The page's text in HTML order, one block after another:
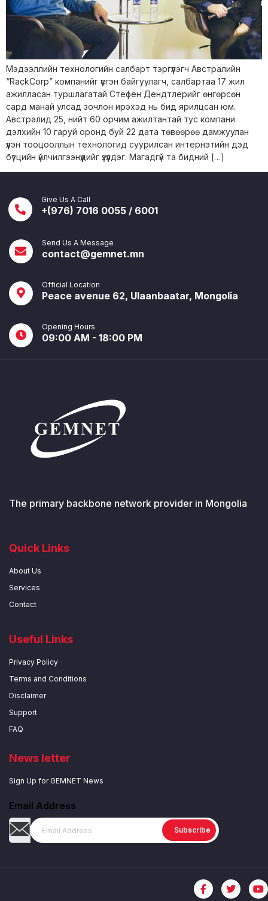
Мэдээллийн технологийн салбарт тэргүүлэгч Австралийн
“RackCorp” компанийг үүсгэн байгуулагч, салбартаа 17 жил
ажилласан туршлагатай Стефен Дендтлерийг өнгөрсөн
сард манай улсад зочлон ирэхэд нь бид ярилцсан юм.
Австралид 25, нийт 60 орчим ажилтантай тус компани
дэлхийн 10 гаруй оронд буй 22 дата төвөөрөө дамжуулан
үүлэн тооцооллын технологид суурилсан интернэтийн дэд
бүтцийн үйлчилгээнүүдийг үзүүлдэг. Магадгүй та бидний […]
Give Us A Call
+(976) 7016 0055 / 6001
Send Us A Message
contact@gemnet.mn
Official Location
Peace avenue 62, Ulaanbaatar, Mongolia
Opening Hours
09:00 AM - 18:00 PM
The primary backbone network provider in Mongolia
Quick Links
About Us
Services
Contact
Useful Links
Privacy Policy
Terms and Conditions
Disclaimer
Support
FAQ
News letter
Sign Up for GEMNET News
Email Address
Subscribe